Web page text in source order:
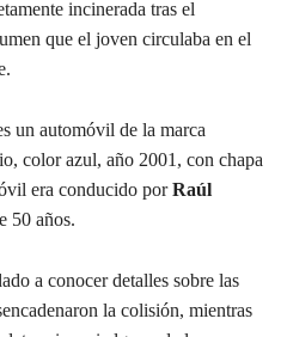
incinerada tras el
que el joven circulaba en el
un automóvil de la marca
color azul, año 2001, con chapa
era conducido porRaúl
50 años.
a conocer detalles sobre las
la colisión, mientras